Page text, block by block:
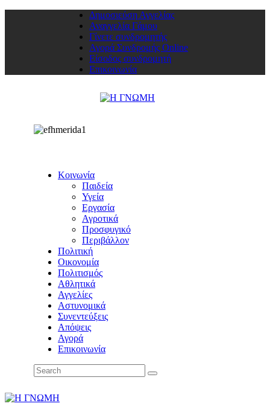
Δημοσιεύση Αγγελίας
Αναγγελία Γάμου
Γίνετε συνδρομητής
Αγορά Συνδρομής Online
Είσοδος συνδρομητή
Επικοινωνία
Κοινωνία
Παιδεία
Υγεία
Εργασία
Αγροτικά
Προσφυγικό
Περιβάλλον
Πολιτική
Οικονομία
Πολιτισμός
Αθλητικά
Αγγελίες
Αστυνομικά
Συνεντεύξεις
Απόψεις
Αγορά
Επικοινωνία